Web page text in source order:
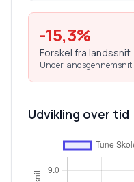
-15,3%
Forskel fra landssnit
Under landsgennemsnit
Udvikling over tid